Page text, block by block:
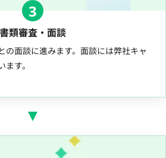
3
書類審査・面談
の面談に進みます。面談には弊社キャ
す。